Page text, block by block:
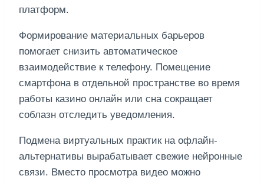
платформ.
Формирование материальных барьеров
помогает снизить автоматическое
взаимодействие к телефону. Помещение
смартфона в отдельной пространстве во время
работы казино онлайн или сна сокращает
соблазн отследить уведомления.
Подмена виртуальных практик на офлайн-
альтернативы вырабатывает свежие нейронные
связи. Вместо просмотра видео можно